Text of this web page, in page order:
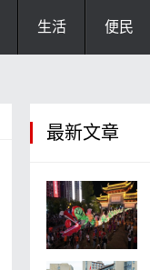
生活 便民
最新文章